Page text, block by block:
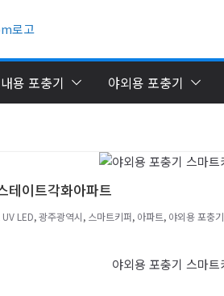
용 포충기 야외용 포충기
테이트각화아파트
UV LED,광주광역시, 스마트키퍼, 아파트, 야외용 포충기